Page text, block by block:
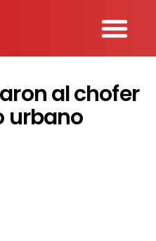
al chofer
urbano